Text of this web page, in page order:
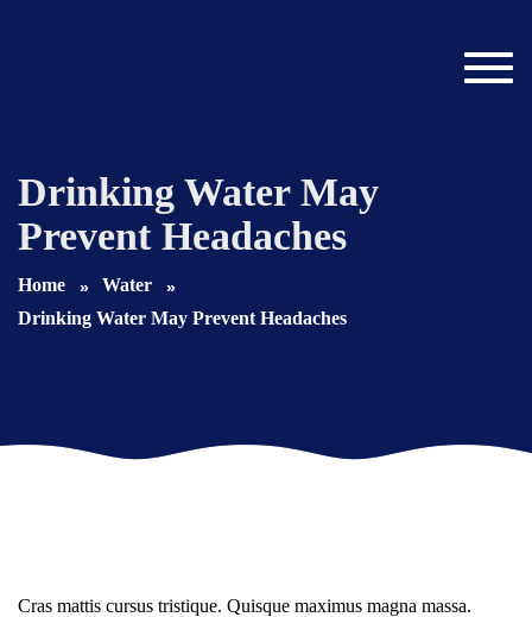
Drinking Water May
Prevent Headaches
Home
Water
Drinking Water May Prevent Headaches
Cras mattis cursus tristique. Quisque maximus magna massa.